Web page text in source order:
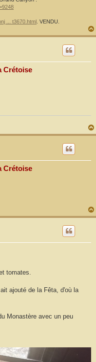
... t3670.html . VENDU.
Crétoise
Crétoise
tomates.
ajouté de la Fêta, d'où la
Monastère avec un peu